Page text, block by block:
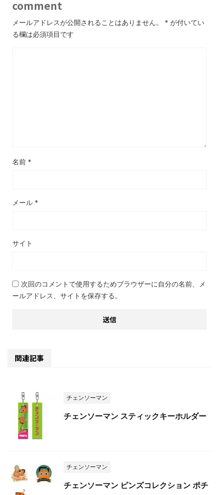
comment
メールアドレスが公開されることはありません。 * が付いてい
る欄は必須項目です
名前 *
メール *
サイト
次回のコメントで使用するためブラウザーに自分の名前、メ
ールアドレス、サイトを保存する。
関連記事
チェンソーマン
チェンソーマン スティックキーホルダー
チェンソーマン
チェンソーマン ピンズコレクション ポチ